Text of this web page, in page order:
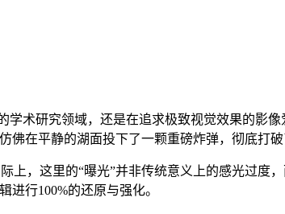
术研究领域，还是在追求极致视觉效果的影
佛在平静的湖面投下了一颗重磅炸弹，彻底打破
上，这里的“曝光”并非传统意义上的感光过度
行100%的还原与强化。